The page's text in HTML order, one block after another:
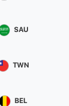
SAU
TWN
BEL